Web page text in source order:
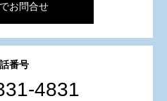
お問合せ
番号
4831